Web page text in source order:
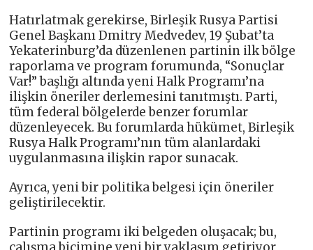
Hatırlatmak gerekirse, Birleşik Rusya Partisi
Genel Başkanı Dmitry Medvedev, 19 Şubat’ta
Yekaterinburg’da düzenlenen partinin ilk bölge
raporlama ve program forumunda, “Sonuçlar
Var!” başlığı altında yeni Halk Programı’na
ilişkin öneriler derlemesini tanıtmıştı. Parti,
tüm federal bölgelerde benzer forumlar
düzenleyecek. Bu forumlarda hükümet, Birleşik
Rusya Halk Programı’nın tüm alanlardaki
uygulanmasına ilişkin rapor sunacak.
Ayrıca, yeni bir politika belgesi için öneriler
geliştirilecektir.
Partinin programı iki belgeden oluşacak; bu,